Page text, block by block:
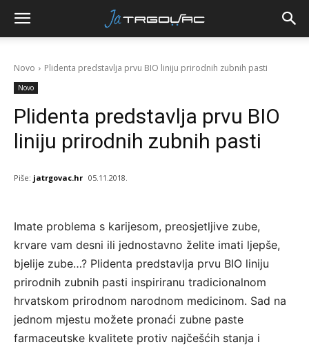
Novo Plidenta predstavlja prvu BIO liniju prirodnih zubnih pasti
Novo
Plidenta predstavlja prvu BIO
liniju prirodnih zubnih pasti
Piše: jatrgovac.hr 05.11.2018.
Imate problema s karijesom, preosjetljive zube,
krvare vam desni ili jednostavno želite imati ljepše,
bjelije zube…? Plidenta predstavlja prvu BIO liniju
prirodnih zubnih pasti inspiriranu tradicionalnom
hrvatskom prirodnom narodnom medicinom. Sad na
jednom mjestu možete pronaći zubne paste
farmaceutske kvalitete protiv najčešćih stanja i